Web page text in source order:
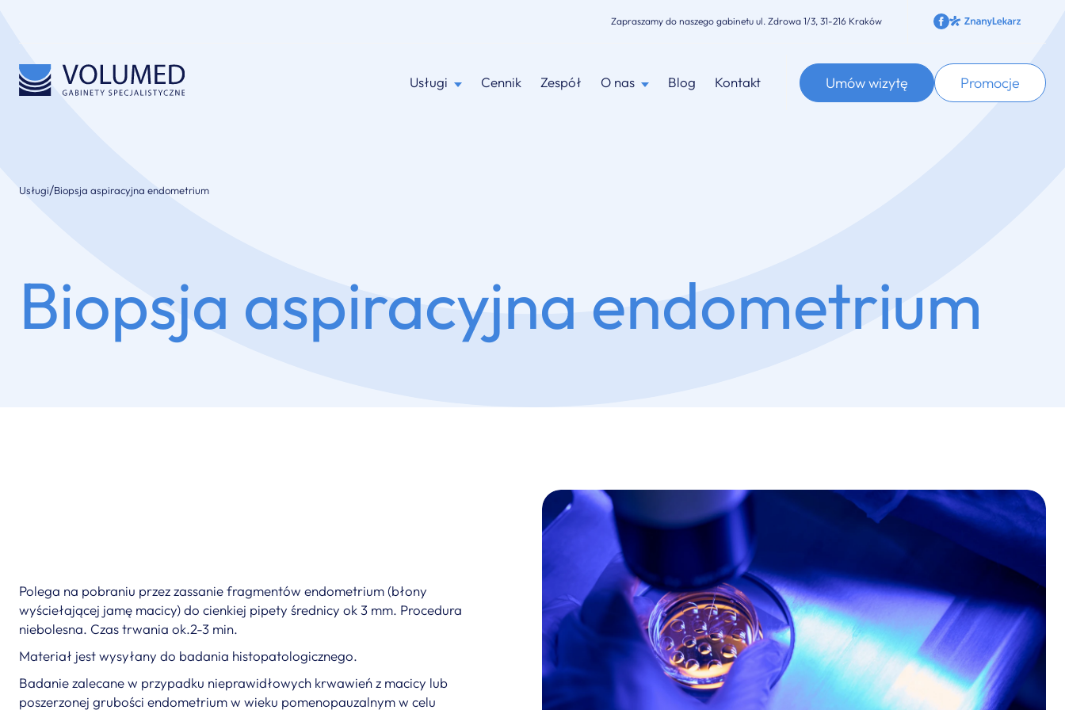
Zapraszamy do naszego gabinetu ul. Zdrowa 1/3, 31-216 Kraków
Usługi Cennik Zespół O nas Blog Kontakt Umów wizytę Promocje
Usługi/Biopsja aspiracyjna endometrium
Biopsja aspiracyjna endometrium
Polega na pobraniu przez zassanie fragmentów endometrium (błony
wyściełającej jamę macicy) do cienkiej pipety średnicy ok 3 mm. Procedura
niebolesna. Czas trwania ok.2-3 min.
Materiał jest wysyłany do badania histopatologicznego.
Badanie zalecane w przypadku nieprawidłowych krwawień z macicy lub
poszerzonej grubości endometrium w wieku pomenopauzalnym w celu